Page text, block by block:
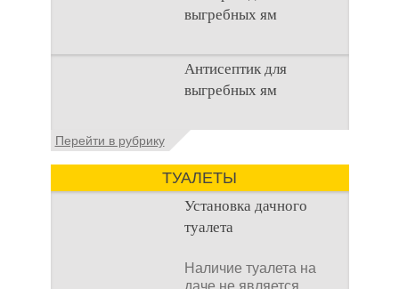
выгребных ям
Очистка
канализационного
стока или выгребной
не самым приятным
Антисептик для
выгребных ям
Общие сведения об
Антисептик для
выгребных ям – это
специальные
Перейти в рубрику
ТУАЛЕТЫ
Установка дачного
туалета
Наличие туалета на